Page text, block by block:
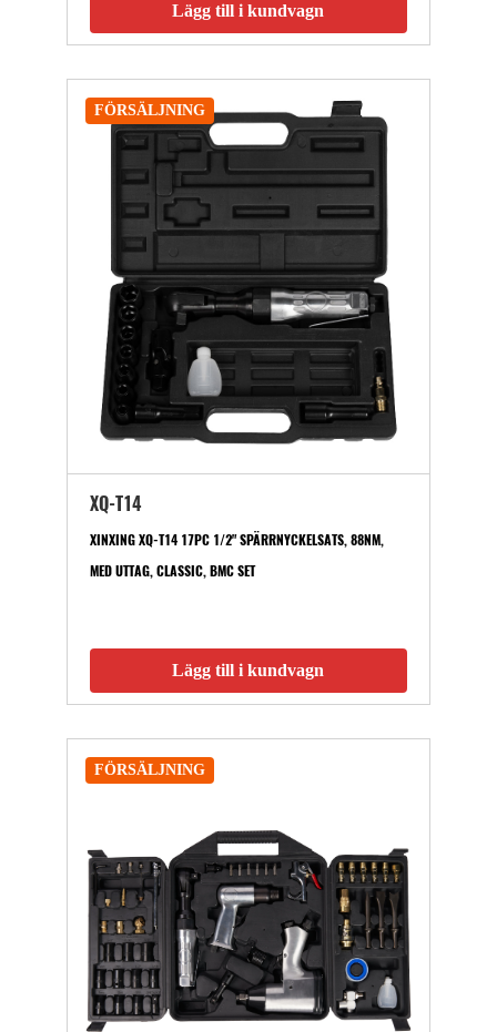
Lägg till i kundvagn
FÖRSÄLJNING
XQ-T14
XINXING XQ-T14 17PC 1/2" SPÄRRNYCKELSATS, 88NM,
MED UTTAG, CLASSIC, BMC SET
Lägg till i kundvagn
FÖRSÄLJNING